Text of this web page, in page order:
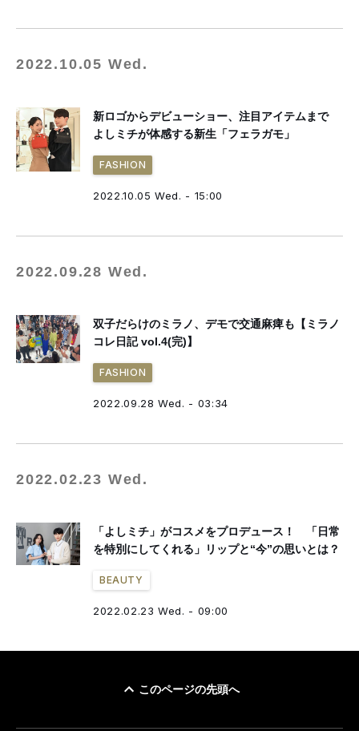
2022.10.05 Wed.
新ロゴからデビューショー、注目アイテムまで
よしミチが体感する新生「フェラガモ」
FASHION
2022.10.05 Wed. - 15:00
2022.09.28 Wed.
双子だらけのミラノ、デモで交通麻痺も【ミラノ
コレ日記 vol.4(完)】
FASHION
2022.09.28 Wed. - 03:34
2022.02.23 Wed.
「よしミチ」がコスメをプロデュース！ 「日常
を特別にしてくれる」リップと“今”の思いとは？
BEAUTY
2022.02.23 Wed. - 09:00
このページの先頭へ